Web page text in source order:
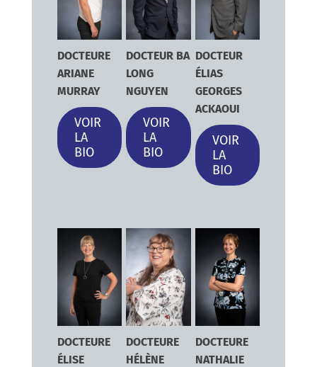
DOCTEURE
ARIANE
MURRAY
VOIR
LA
BIO
DOCTEUR BA
LONG
NGUYEN
VOIR
LA
BIO
DOCTEUR
ÉLIAS
GEORGES
ACKAOUI
VOIR
LA
BIO
DOCTEURE
ÉLISE
DOCTEURE
HÉLÈNE
DOCTEURE
NATHALIE